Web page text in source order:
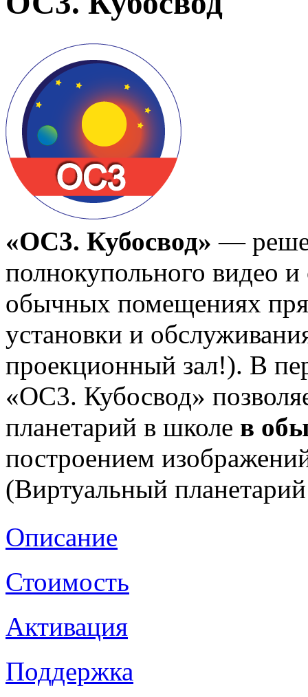
«ОС3. Кубосвод» —
полнокупольного видео
обычных помещениях
установки и
проекционный зал!). В
«ОС3. Кубосвод»
планетарий в школе в
построением
(Виртуальный
Описание
Стоимость
Активация
Поддержка